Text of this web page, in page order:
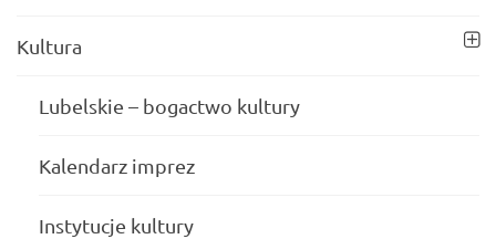
Kultura
Lubelskie – bogactwo kultury
Kalendarz imprez
Instytucje kultury